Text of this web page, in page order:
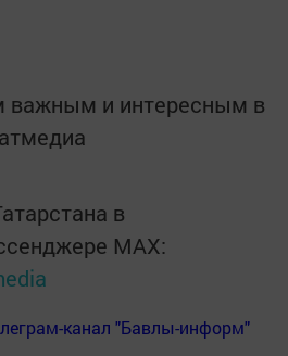
важным и интересным в
в
MАХ:
канал "Бавлы-информ"